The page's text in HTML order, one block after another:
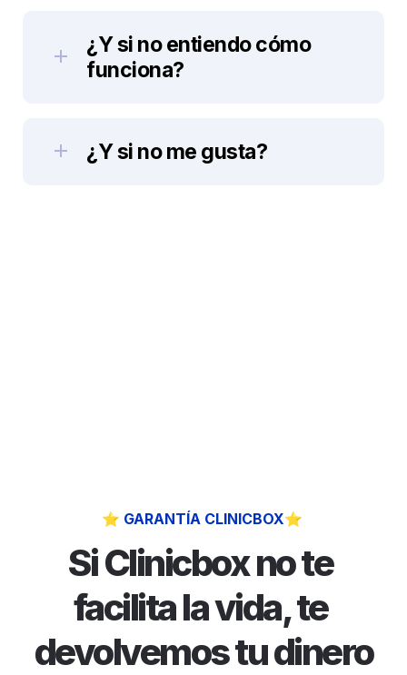
¿Y si no entiendo cómo
funciona?
¿Y si no me gusta?
⭐ GARANTÍA CLINICBOX⭐
Si Clinicbox no te
facilita la vida, te
devolvemos tu dinero